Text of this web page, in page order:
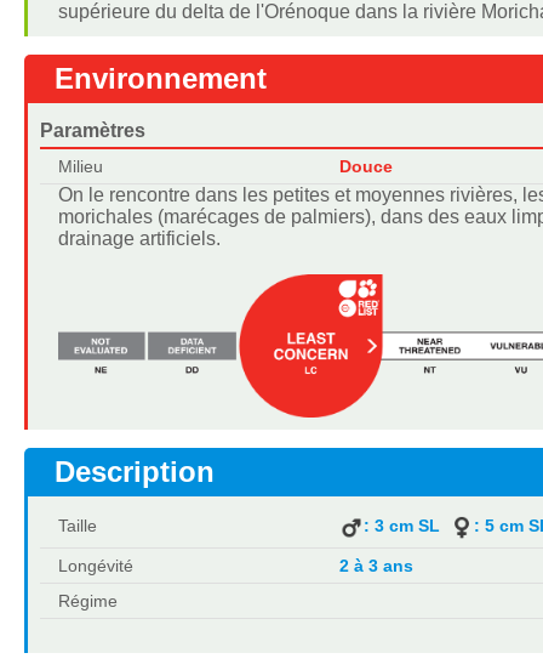
supérieure du delta de l'Orénoque dans la rivière
Environnement
Paramètres
Milieu Douce
On le rencontre dans les petites et moyennes rivières,
morichales (marécages de palmiers), dans des eaux
drainage artificiels.
Description
Taille : 3 cm SL : 5 cm
Longévité
2 à 3 ans
Régime